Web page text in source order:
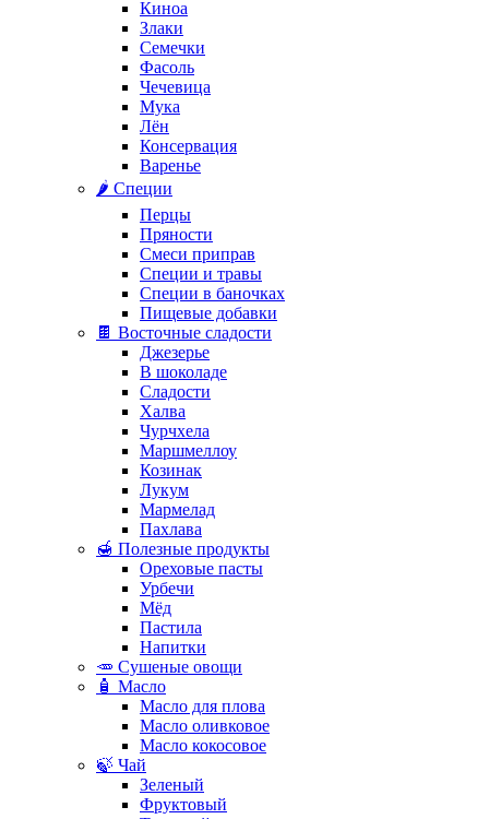
Киноа
Злаки
Семечки
Фасоль
Чечевица
Мука
Лён
Консервация
Варенье
🌶️ Специи
Перцы
Пряности
Смеси приправ
Специи и травы
Специи в баночках
Пищевые добавки
🍫 Восточные сладости
Джезерье
В шоколаде
Сладости
Халва
Чурчхела
Маршмеллоу
Козинак
Лукум
Мармелад
Пахлава
🍯 Полезные продукты
Ореховые пасты
Урбечи
Мёд
Пастила
Напитки
🥕 Сушеные овощи
🧴 Масло
Масло для плова
Масло оливковое
Масло кокосовое
🍃 Чай
Зеленый
Фруктовый